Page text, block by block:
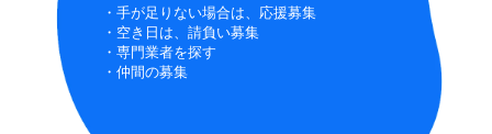
・手が足りない場合は、応援募集
・空き日は、請負い募集
・専門業者を探す
・仲間の募集